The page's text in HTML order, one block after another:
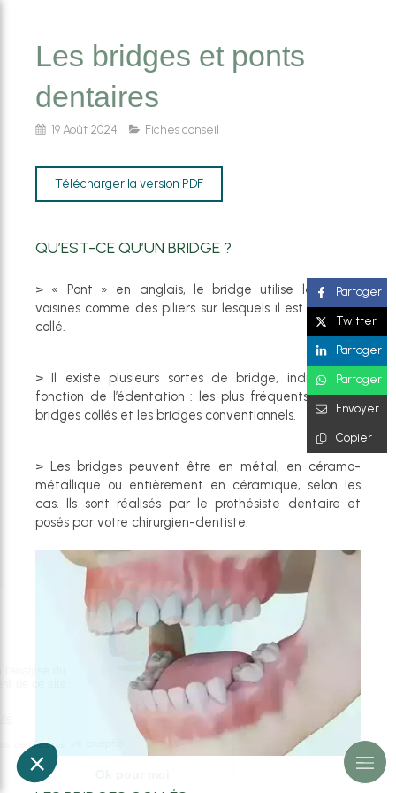
Les bridges et ponts
dentaires
19 Août 2024 Fiches conseil
Télécharger la version PDF
QU’EST-CE QU’UN BRIDGE ?
> « Pont » en anglais, le bridge utilise les dents
voisines comme des piliers sur lesquels il est scellé ou
collé.
> Il existe plusieurs sortes de bridge, indiqués en
fonction de l’édentation : les plus fréquents sont les
bridges collés et les bridges conventionnels.
> Les bridges peuvent être en métal, en céramo-
métallique ou entièrement en céramique, selon les
cas. Ils sont réalisés par le prothésiste dentaire et
posés par votre chirurgien-dentiste.
Partager
Twitter
Partager
Partager
Envoyer
Copier